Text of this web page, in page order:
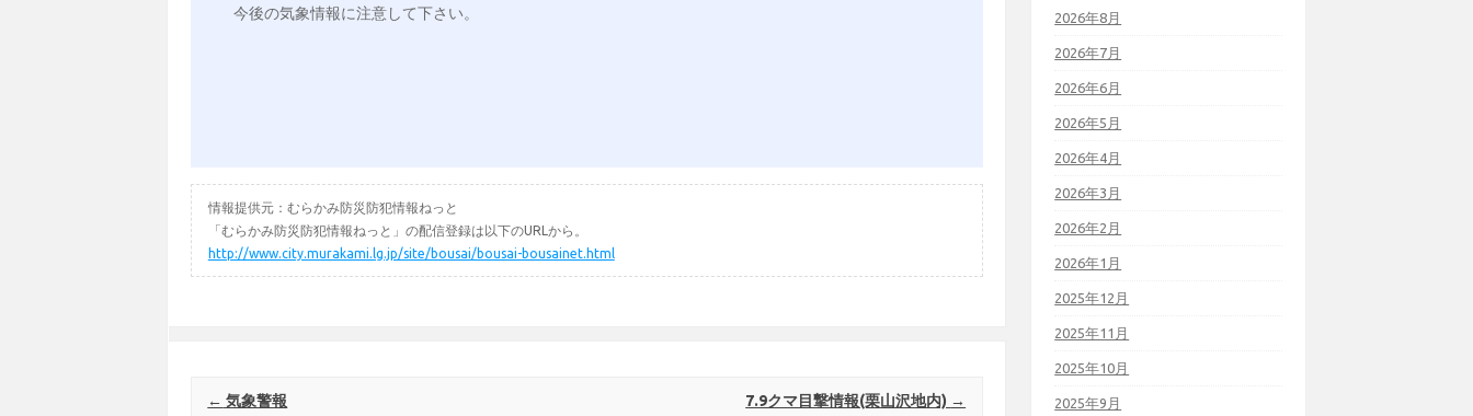
今後の気象情報に注意して下さい。
情報提供元：むらかみ防災防犯情報ねっと
「むらかみ防災防犯情報ねっと」の配信登録は以下のURLから。
http://www.city.murakami.lg.jp/site/bousai/bousai-bousainet.html
Post navigation
← 気象警報 7.9クマ目撃情報(栗山沢地内) →
2026年8月
2026年7月
2026年6月
2026年5月
2026年4月
2026年3月
2026年2月
2026年1月
2025年12月
2025年11月
2025年10月
2025年9月